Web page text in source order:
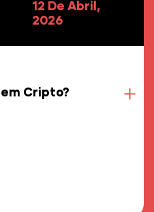
12 De Abril,
2026
Cripto?